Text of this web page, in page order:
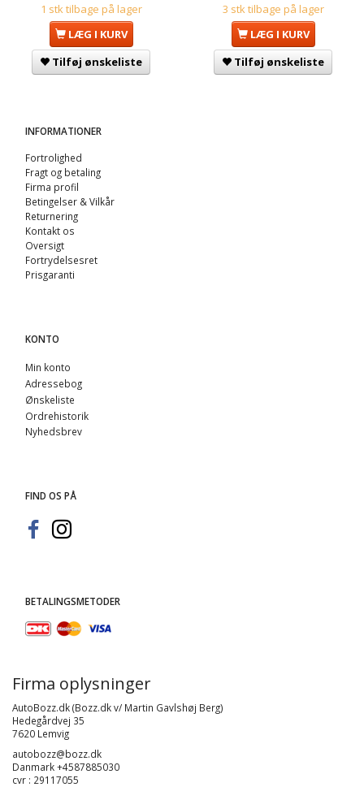
1 stk tilbage på lager
LÆG I KURV
Tilføj ønskeliste
3 stk tilbage på lager
LÆG I KURV
Tilføj ønskeliste
INFORMATIONER
Fortrolighed
Fragt og betaling
Firma profil
Betingelser & Vilkår
Returnering
Kontakt os
Oversigt
Fortrydelsesret
Prisgaranti
KONTO
Min konto
Adressebog
Ønskeliste
Ordrehistorik
Nyhedsbrev
FIND OS PÅ
BETALINGSMETODER
Firma oplysninger
AutoBozz.dk (Bozz.dk v/ Martin Gavlshøj Berg)
Hedegårdvej 35
7620 Lemvig
autobozz@bozz.dk
Danmark +4587885030
cvr : 29117055